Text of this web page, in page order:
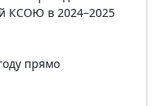
КСОЮ в 2024–2025
прямо